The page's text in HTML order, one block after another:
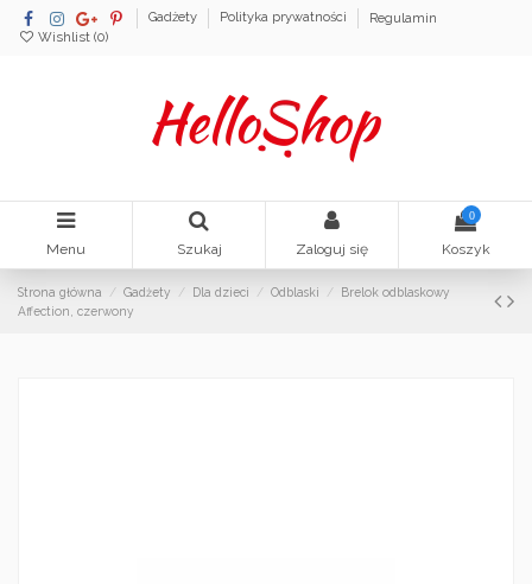
Gadżety Polityka prywatności
Regulamin
Wishlist (0)
Menu Szukaj Zaloguj się
0
Koszyk
Strona główna Gadżety Dla dzieci Odblaski
Brelok odblaskowy
Affection, czerwony